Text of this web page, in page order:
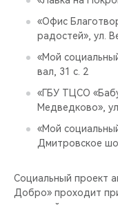
«Офис
радостей», ул.
«Мой
вал, 31 с. 2
«ГБУ ТЦСО
Медведково»,
«Мой
Дмитровское
Социальный проект
Добро» проходит